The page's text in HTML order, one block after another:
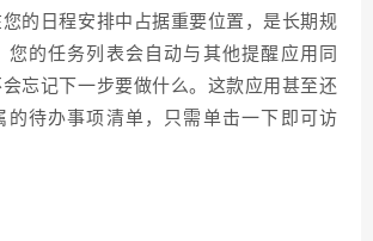
的日程安排中占据重要位置，是长期规
您的任务列表会自动与其他提醒应用同
忘记下一步要做什么。这款应用甚至还
的待办事项清单，只需单击一下即可访